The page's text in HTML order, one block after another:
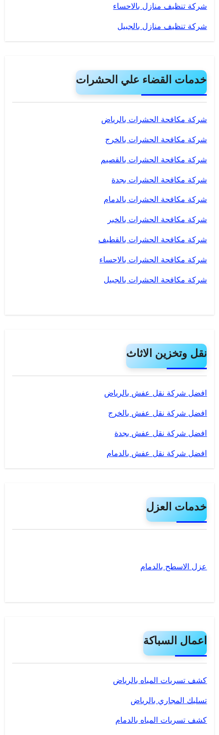
شركة تنظيف منازل بالاحساء
شركة تنظيف منازل بالجبيل
خدمات القضاء علي الحشرات
شركة مكافحة الحشرات بالرياض
شركة مكافحة الحشرات بالخرج
شركة مكافحة الحشرات بالقصيم
شركة مكافحة الحشرات بجدة
شركة مكافحة الحشرات بالدمام
شركة مكافحة الحشرات بالخبر
شركة مكافحة الحشرات بالقطيف
شركة مكافحة الحشرات بالاحساء
شركة مكافحة الحشرات بالجبيل
نقل وتخزين الاثاث
افضل شركة نقل عفش بالرياض
افضل شركة نقل عفش بالخرج
افضل شركة نقل عفش بجدة
افضل شركة نقل عفش بالدمام
خدمات العزل
عزل الاسطح بالدمام
اعمال السباكة
كشف تسربات المياه بالرياض
تسليك المجاري بالرياض
كشف تسربات المياه بالدمام